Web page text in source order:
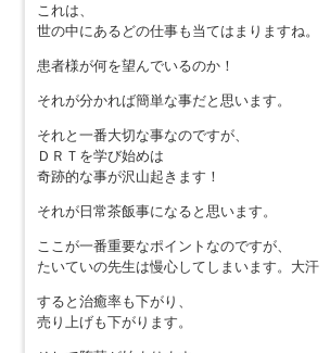
これは、
世の中にあるどの仕事も当てはまりますね。
患者様が何を望んでいるのか！
それが分かれば簡単な事だと思います。
それと一番大切な事なのですが、
ＤＲＴを学び始めは
奇跡的な事が沢山起きます！
それが日常茶飯事になると思います。
ここが一番重要なポイントなのですが、
たいていの先生は慢心してしまいます。大汗
すると治癒率も下がり、
売り上げも下がります。